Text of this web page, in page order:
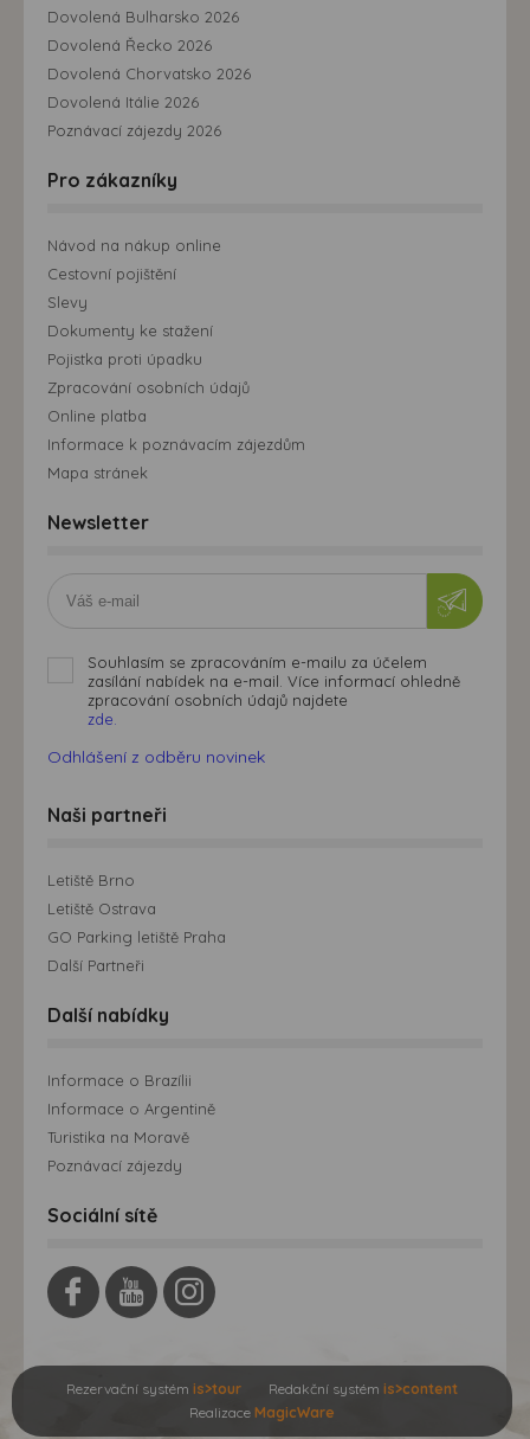
Dovolená Bulharsko 2026
Dovolená Řecko 2026
Dovolená Chorvatsko 2026
Dovolená Itálie 2026
Poznávací zájezdy 2026
Pro zákazníky
Návod na nákup online
Cestovní pojištění
Slevy
Dokumenty ke stažení
Pojistka proti úpadku
Zpracování osobních údajů
Online platba
Informace k poznávacím zájezdům
Mapa stránek
Newsletter
Souhlasím se zpracováním e-mailu za účelem
zasílání nabídek na e-mail. Více informací ohledně
zpracování osobních údajů najdete
zde.
Odhlášení z odběru novinek
Naši partneři
Letiště Brno
Letiště Ostrava
GO Parking letiště Praha
Další Partneři
Další nabídky
Informace o Brazílii
Informace o Argentině
Turistika na Moravě
Poznávací zájezdy
Sociální sítě
Rezervační systém is>tour Redakční systém is>content
Realizace MagicWare